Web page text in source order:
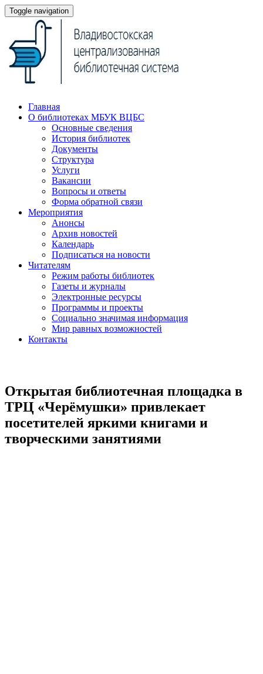
Toggle navigation
Главная
О библиотеках МБУК ВЦБС
Основные сведения
История библиотек
Документы
Структура
Услуги
Вакансии
Вопросы и ответы
Форма обратной связи
Мероприятия
Анонсы
Архив новостей
Календарь
Подписаться на новости
Читателям
Режим работы библиотек
Газеты и журналы
Электронные ресурсы
Программы и проекты
Социально значимая информация
Мир равных возможностей
Контакты
Открытая библиотечная площадка в
ТРЦ «Черёмушки» привлекает
посетителей яркими книгами и
творческими занятиями